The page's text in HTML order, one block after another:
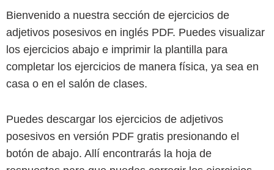
Bienvenido a nuestra sección de ejercicios de
adjetivos posesivos en inglés PDF. Puedes visualizar
los ejercicios abajo e imprimir la plantilla para
completar los ejercicios de manera física, ya sea en
casa o en el salón de clases.
Puedes descargar los ejercicios de adjetivos
posesivos en versión PDF gratis presionando el
botón de abajo. Allí encontrarás la hoja de